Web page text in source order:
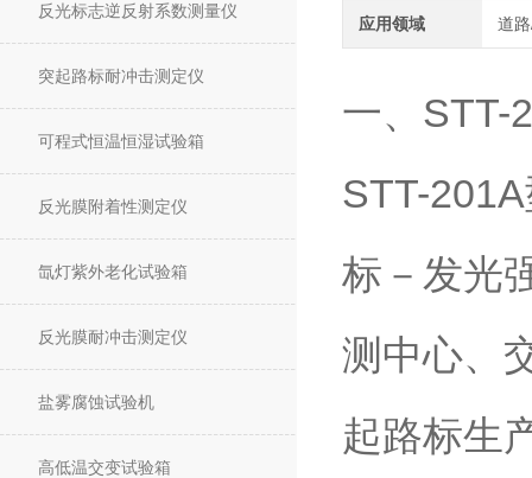
反光标志逆反射系数测量仪
突起路标耐冲击测定仪
可程式恒温恒湿试验箱
反光膜附着性测定仪
氙灯紫外老化试验箱
反光膜耐冲击测定仪
盐雾腐蚀试验机
高低温交变试验箱
应用领域 道
一、STT-
STT-
标－发光
测中心、
起路标生